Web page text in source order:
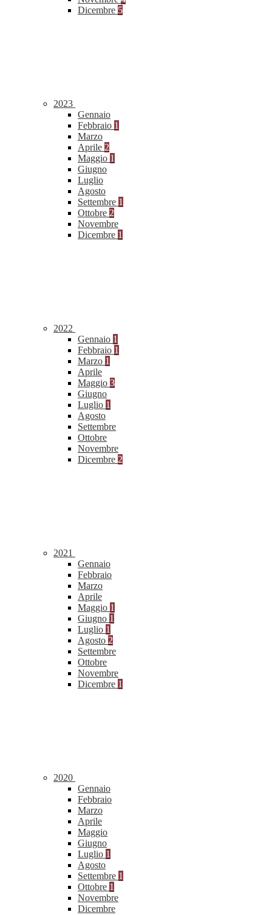
Dicembre 5
2023
Gennaio
Febbraio 1
Marzo
Aprile 2
Maggio 1
Giugno
Luglio
Agosto
Settembre 1
Ottobre 2
Novembre
Dicembre 1
2022
Gennaio 1
Febbraio 1
Marzo 1
Aprile
Maggio 3
Giugno
Luglio 1
Agosto
Settembre
Ottobre
Novembre
Dicembre 2
2021
Gennaio
Febbraio
Marzo
Aprile
Maggio 1
Giugno 1
Luglio 1
Agosto 2
Settembre
Ottobre
Novembre
Dicembre 1
2020
Gennaio
Febbraio
Marzo
Aprile
Maggio
Giugno
Luglio 1
Agosto
Settembre 1
Ottobre 1
Novembre
Dicembre